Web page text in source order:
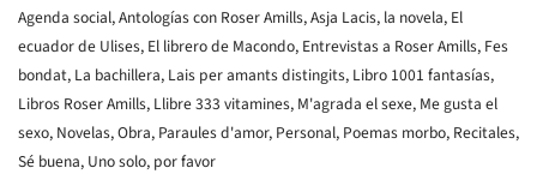
Agenda social,Antologías con Roser Amills,Asja Lacis, la novela, El
ecuador de Ulises, El librero de Macondo, Entrevistas a Roser Amills, Fes
bondat, La bachillera, Lais per amants distingits, Libro 1001 fantasías,
Libros Roser Amills, Llibre 333 vitamines, M'agrada el sexe, Me gusta el
sexo, Novelas,Obra, Paraules d'amor, Personal, Poemas morbo, Recitales,
Sé buena, Uno solo, por favor